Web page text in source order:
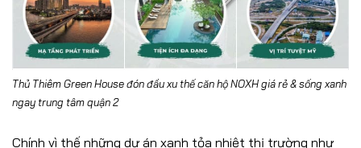
Thủ Thiêm Green House đón đầu xu thế căn hộ NOXH giá rẻ & sống xanh
ngay trung tâm quận 2
Chính vì thế những dự án xanh tỏa nhiệt thị trường như